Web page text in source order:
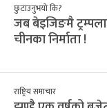
छुटाउनुभयो कि?
जब बेइजिङमै
चीनका निर्माता !
राष्ट्रिय समाचार